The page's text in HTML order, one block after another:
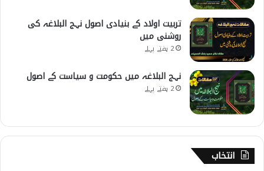
تربیت اولاد کے بنیادی اصول نہج البلاغہ کی
روشنی میں
2 ہفتے پہلے
نہج البلاغہ میں حکومت و سیاست کے اصول
2 ہفتے پہلے
انتخاب